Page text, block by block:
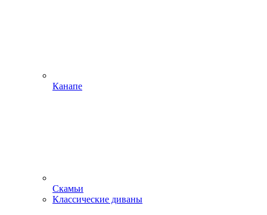
Канапе
Скамьи
Классические диваны